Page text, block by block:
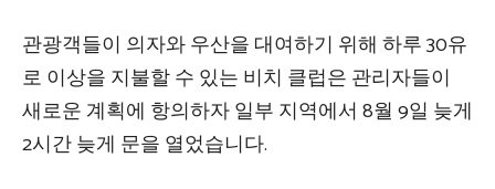
관광객들이 의자와 우산을 대여하기 위해 하루 30유
로 이상을 지불할 수 있는 비치 클럽은 관리자들이
새로운 계획에 항의하자 일부 지역에서 8월 9일 늦게
2시간 늦게 문을 열었습니다.